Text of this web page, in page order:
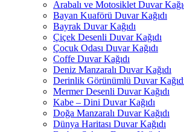
Arabalı ve Motosiklet Duvar
Bayan Kuaförü Duvar Kağıdı
Bayrak Duvar Kağıdı
Çiçek Desenli Duvar Kağıdı
Çocuk Odası Duvar Kağıdı
Coffe Duvar Kağıdı
Deniz Manzaralı Duvar Kağıdı
Derinlik Görünümlü Duvar
Mermer Desenli Duvar Kağıdı
Kabe – Dini Duvar Kağıdı
Doğa Manzaralı Duvar Kağıdı
Dünya Haritası Duvar Kağıdı